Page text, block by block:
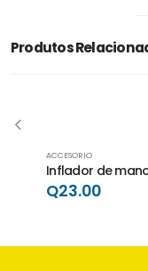
Produtos
ACCESORIO
Inflador de
Q23.00